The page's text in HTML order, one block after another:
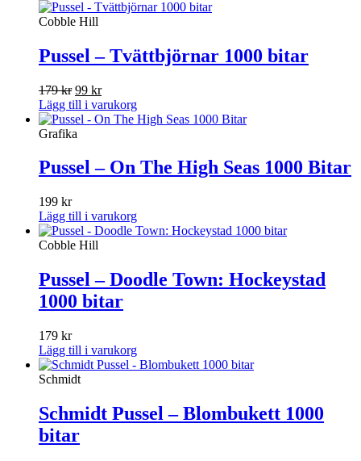
Cobble Hill
Pussel – Tvättbjörnar 1000 bitar
179kr Det
ursprungliga
priset
var:
99 krDet
nuvarande
priset
Lägg till i varukorg
Grafika
Pussel – On The High Seas 1000 Bitar
199 kr
Lägg till i varukorg
Cobble Hill
Pussel – Doodle Town: Hockeystad
1000 bitar
179 kr
Lägg till i varukorg
Schmidt
Schmidt Pussel – Blombukett 1000
bitar